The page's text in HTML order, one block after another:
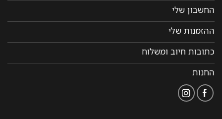
החשבון שלי
ההזמנות שלי
כתובות חיוב ומשלוח
החנות